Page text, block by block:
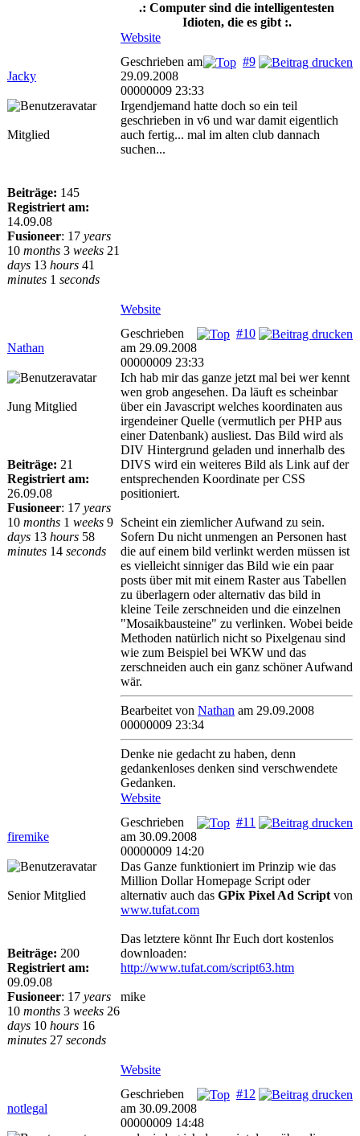
.: Computer sind die intelligentesten
Idioten, die es gibt :.
Website
Jacky
#9
Geschrieben am
29.09.2008
00000009 23:33
Mitglied
Beiträge: 145
Registriert am:
14.09.08
Fusioneer: 17 years
10 months 3 weeks 21
days 13 hours 41
minutes 1 seconds
Irgendjemand hatte doch so ein teil
geschrieben in v6 und war damit eigentlich
auch fertig... mal im alten club dannach
suchen...
Website
Nathan
#10
Geschrieben
am 29.09.2008
00000009 23:33
Jung Mitglied
Beiträge: 21
Registriert am:
26.09.08
Fusioneer: 17 years
10 months 1 weeks 9
days 13 hours 58
minutes 14 seconds
Ich hab mir das ganze jetzt mal bei wer kennt
wen grob angesehen. Da läuft es scheinbar
über ein Javascript welches koordinaten aus
irgendeiner Quelle (vermutlich per PHP aus
einer Datenbank) ausliest. Das Bild wird als
DIV Hintergrund geladen und innerhalb des
DIVS wird ein weiteres Bild als Link auf der
entsprechenden Koordinate per CSS
positioniert.
Scheint ein ziemlicher Aufwand zu sein.
Sofern Du nicht unmengen an Personen hast
die auf einem bild verlinkt werden müssen ist
es vielleicht sinniger das Bild wie ein paar
posts über mit mit einem Raster aus Tabellen
zu überlagern oder alternativ das bild in
kleine Teile zerschneiden und die einzelnen
"Mosaikbausteine" zu verlinken. Wobei beide
Methoden natürlich nicht so Pixelgenau sind
wie zum Beispiel bei WKW und das
zerschneiden auch ein ganz schöner Aufwand
wär.
Bearbeitet von Nathan am 29.09.2008
00000009 23:34
Denke nie gedacht zu haben, denn
gedankenloses denken sind verschwendete
Gedanken.
Website
firemike
#11
Geschrieben
am 30.09.2008
00000009 14:20
Senior Mitglied
Beiträge: 200
Registriert am:
09.09.08
Fusioneer: 17 years
10 months 3 weeks 26
days 10 hours 16
minutes 27 seconds
Das Ganze funktioniert im Prinzip wie das
Million Dollar Homepage Script oder
alternativ auch das GPix Pixel Ad Script von
www.tufat.com
Das letztere könnt Ihr Euch dort kostenlos
downloaden:
http://www.tufat.com/script63.htm
mike
Website
notlegal
#12
Geschrieben
am 30.09.2008
00000009 14:48